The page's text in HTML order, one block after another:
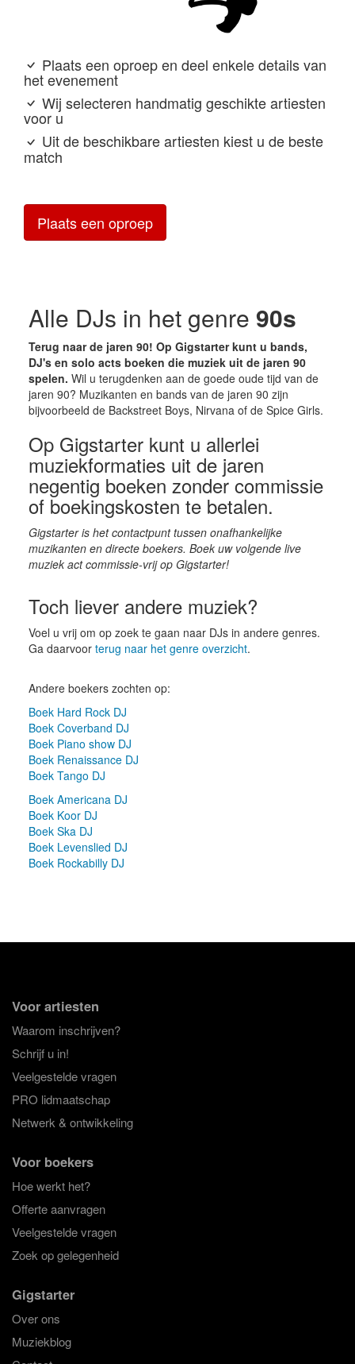
Plaats een oproep en deel enkele details van
het evenement
Wij selecteren handmatig geschikte artiesten
voor u
Uit de beschikbare artiesten kiest u de beste
match
Plaats een oproep
Alle DJs in het genre 90s
Terug naar de jaren 90! Op Gigstarter kunt u bands,
DJ's en solo acts boeken die muziek uit de jaren 90
spelen. Wil u terugdenken aan de goede oude tijd van de
jaren 90? Muzikanten en bands van de jaren 90 zijn
bijvoorbeeld de Backstreet Boys, Nirvana of de Spice Girls.
Op Gigstarter kunt u allerlei
muziekformaties uit de jaren
negentig boeken zonder commissie
of boekingskosten te betalen.
Gigstarter is het contactpunt tussen onafhankelijke
muzikanten en directe boekers. Boek uw volgende live
muziek act commissie-vrij op Gigstarter!
Toch liever andere muziek?
Voel u vrij om op zoek te gaan naar DJs in andere genres.
Ga daarvoor terug naar het genre overzicht.
Andere boekers zochten op:
Boek Hard Rock DJ
Boek Coverband DJ
Boek Piano show DJ
Boek Renaissance DJ
Boek Tango DJ
Boek Americana DJ
Boek Koor DJ
Boek Ska DJ
Boek Levenslied DJ
Boek Rockabilly DJ
Voor artiesten
Waarom inschrijven?
Schrijf u in!
Veelgestelde vragen
PRO lidmaatschap
Netwerk & ontwikkeling
Voor boekers
Hoe werkt het?
Offerte aanvragen
Veelgestelde vragen
Zoek op gelegenheid
Gigstarter
Over ons
Muziekblog